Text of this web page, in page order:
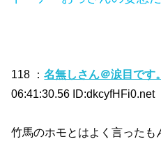
118 ：名無しさん＠涙目です。
06:41:30.56 ID:dkcyfHFi0.net
竹馬のホモとはよく言ったも